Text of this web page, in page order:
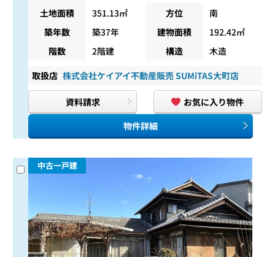
土地面積
351.13㎡ 方位
南
築年数
築37年 建物面積
192.42㎡
階数
2階建 構造 木造
取扱店 株式会社ケイアイ不動産販売 SUMiTAS大町店
資料請求
お気に入り物件
物件詳細
中古一戸建